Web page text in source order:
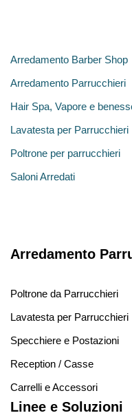
Arredamento Barber Shop
Arredamento Parrucchieri
Hair Spa, Vapore e
Lavatesta per Parrucchieri
Poltrone per parrucchieri
Saloni Arredati
Arredamento
Poltrone da Parrucchieri
Lavatesta per Parrucchieri
Specchiere e Postazioni
Reception / Casse
Carrelli e Accessori
Linee e Soluzioni